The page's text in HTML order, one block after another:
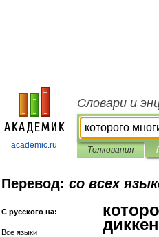
academic.ru
Словари и
Толкования
Перевод: со всех
С русского на:
Все языки